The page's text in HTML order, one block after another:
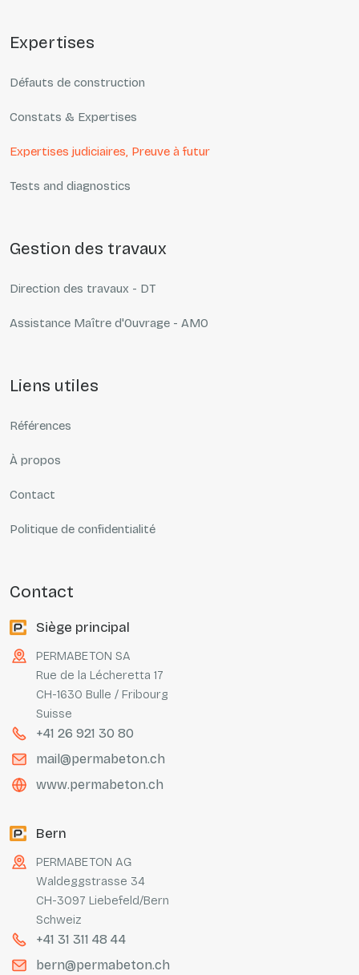
expertises
Défauts de construction
Constats & Expertises
Expertises judiciaires, Preuve à futur
Tests and diagnostics
gestion des travaux
Direction des travaux - DT
Assistance Maître d'Ouvrage - AMO
liens utiles
Références
À propos
Contact
Politique de confidentialité
contact
Siège principal
PERMABETON SA
Rue de la Lécheretta 17
CH-1630 Bulle / Fribourg
Suisse
+41 26 921 30 80
mail@permabeton.ch
www.permabeton.ch
Bern
PERMABETON AG
Waldeggstrasse 34
CH-3097 Liebefeld/Bern
Schweiz
+41 31 311 48 44
bern@permabeton.ch